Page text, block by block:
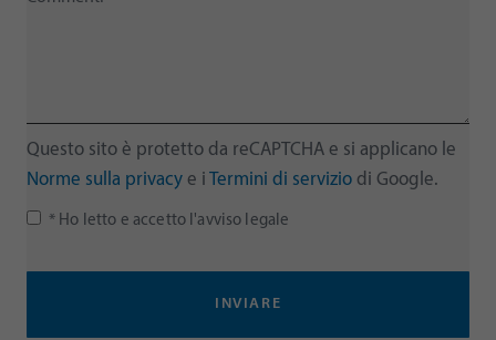
Questo sito è protetto da reCAPTCHA e si applicano le
Norme sulla privacy e i Termini di servizio di Google.
* Ho letto e accetto l'avviso legale
INVIARE